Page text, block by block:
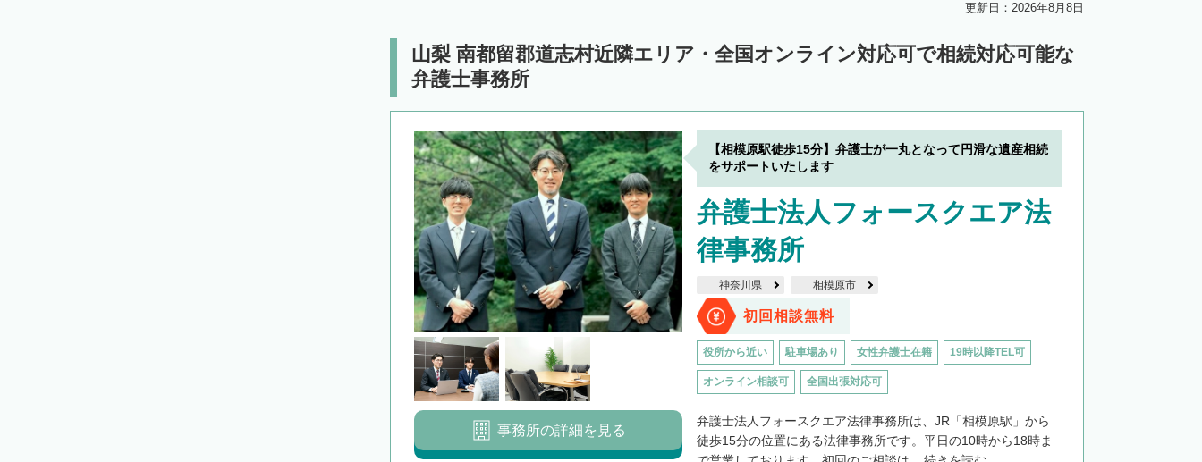
更新日：2026年8月8日
山梨 南都留郡道志村近隣エリア・全国オンライン対応可で相続対応可能な
弁護士事務所
【相模原駅徒歩15分】弁護士が一丸となって円滑な遺産相続
をサポートいたします
弁護士法人フォースクエア法
律事務所
神奈川県 相模原市
初回相談無料
役所から近い 駐車場あり 女性弁護士在籍 19時以降TEL可
オンライン相談可 全国出張対応可
弁護士法人フォースクエア法律事務所は、JR「相模原駅」から
徒歩15分の位置にある法律事務所です。平日の10時から18時ま
事務所の詳細を見る